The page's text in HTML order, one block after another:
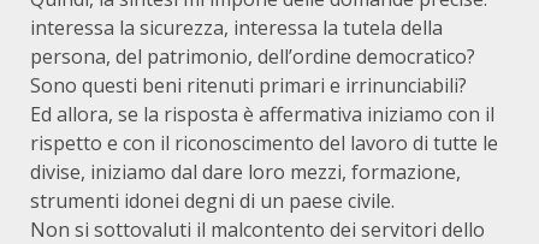
interessa la sicurezza, interessa la tutela della
persona, del patrimonio, dell’ordine democratico?
Sono questi beni ritenuti primari e irrinunciabili?
Ed allora, se la risposta è affermativa iniziamo con il
rispetto e con il riconoscimento del lavoro di tutte le
divise, iniziamo dal dare loro mezzi, formazione,
strumenti idonei degni di un paese civile.
Non si sottovaluti il malcontento dei servitori dello